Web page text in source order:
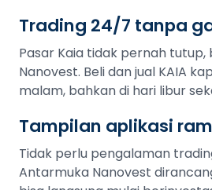
Trading 24/7 tanpa
Pasar Kaia tidak pernah tutup,
Nanovest. Beli dan jual KAIA
malam, bahkan di hari libur
Tampilan aplikasi
Tidak perlu pengalaman
Antarmuka Nanovest